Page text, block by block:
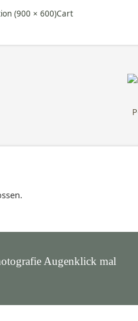
(900 × 600)Cart
Augenklick mal